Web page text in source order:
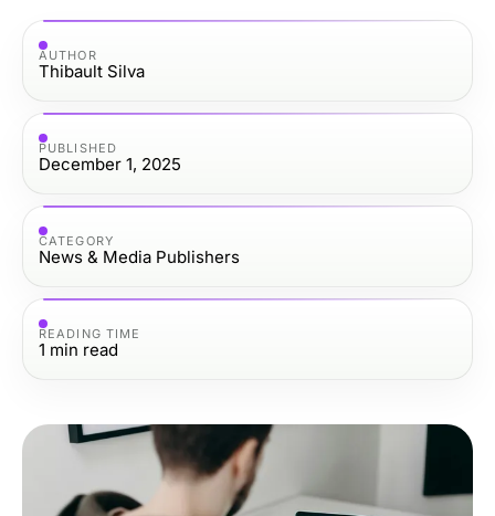
AUTHOR
Thibault Silva
PUBLISHED
December 1, 2025
CATEGORY
News & Media Publishers
READING TIME
1 min read